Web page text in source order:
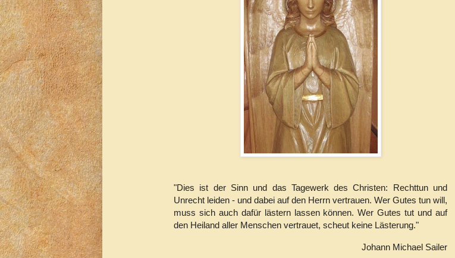
"Dies ist der Sinn und das Tagewerk des Christen: Rechttun und
Unrecht leiden - und dabei auf den Herrn vertrauen. Wer Gutes tun will,
muss sich auch dafür lästern lassen können. Wer Gutes tut und auf
den Heiland aller Menschen vertrauet, scheut keine Lästerung."
Johann Michael Sailer